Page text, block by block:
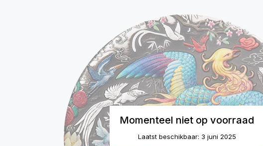
Momenteel niet op voorraad
Laatst beschikbaar: 3 juni 2025